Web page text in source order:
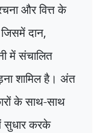
और वित्त के
जिसमें दान,
में संचालित
शामिल है। अंत
के साथ-साथ
सुधार करके